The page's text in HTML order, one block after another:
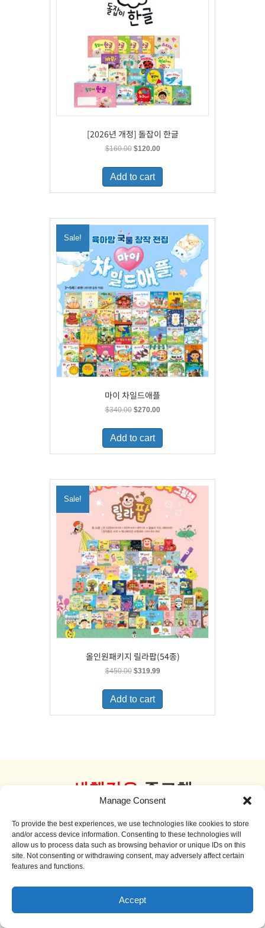
Manage Consent
To provide the best experiences, we use technologies like cookies to store
and/or access device information. Consenting to these technologies will
allow us to process data such as browsing behavior or unique IDs on this
site. Not consenting or withdrawing consent, may adversely affect certain
features and functions.
Accept
[2026년 개정] 돌잡이 한글
$160.00 Original
was:
$160.00.
$120.00Current
is:
Add to cart
Sale!
마이 차일드애플
$340.00 Original
was:
$340.00.
$270.00Current
is:
Add to cart
Sale!
올인원패키지 릴라팝(54종)
$450.00 Original
was:
$450.00.
$319.99Current
is:
Add to cart
새책같은 중고책
더 보기
Sale!